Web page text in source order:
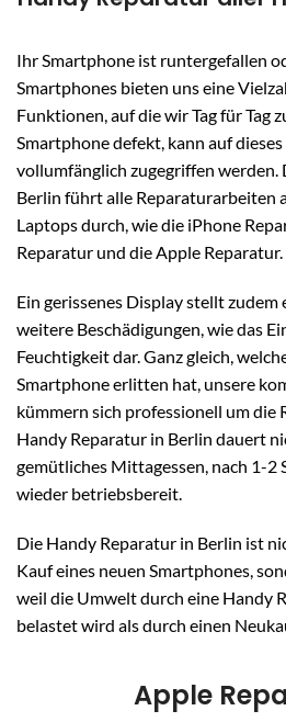
Ihr Smartphone ist runtergefallen
Smartphones bieten uns eine
Funktionen, auf die wir Tag für Tag
Smartphone defekt, kann auf
vollumfänglich zugegriffen werden.
Berlin führt alle Reparaturarbeiten
Laptops durch, wie die iPhone
Reparatur und die Apple Reparatur.
Ein gerissenes Display stellt zudem
weitere Beschädigungen, wie das
Feuchtigkeit dar. Ganz gleich,
Smartphone erlitten hat, unsere
kümmern sich professionell um die
Handy Reparatur in Berlin dauert
gemütliches Mittagessen, nach 1-2
wieder betriebsbereit.
Die Handy Reparatur in Berlin ist
Kauf eines neuen Smartphones,
weil die Umwelt durch eine Handy
belastet wird als durch einen
Apple